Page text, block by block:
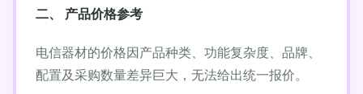
二、 产品价格参考
电信器材的价格因产品种类、功能复杂度、品牌、
配置及采购数量差异巨大，无法给出统一报价。